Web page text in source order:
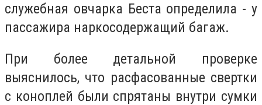
служебная овчарка Беста определила - у
пассажира наркосодержащий багаж.
При более детальной проверке
выяснилось, что расфасованные свертки
с коноплей были спрятаны внутри сумки